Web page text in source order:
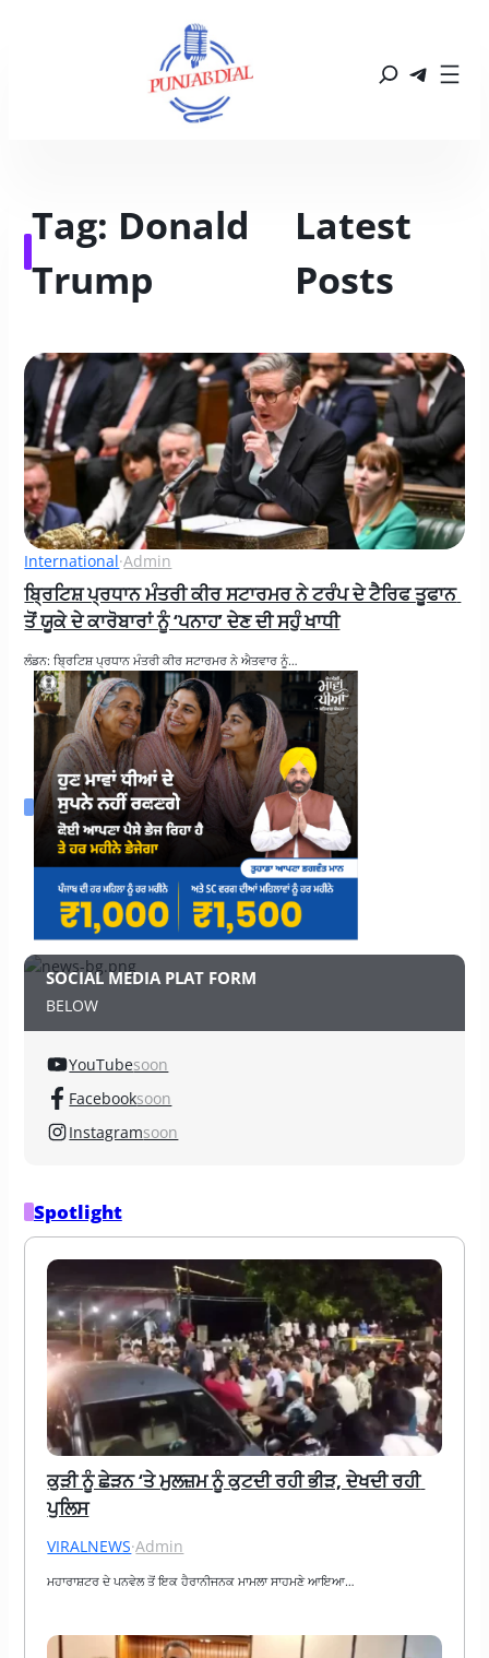
Tag: Donald
Trump
Latest
Posts
International·Admin
ਬ੍ਰਿਟਿਸ਼ ਪ੍ਰਧਾਨ ਮੰਤਰੀ ਕੀਰ ਸਟਾਰਮਰ ਨੇ ਟਰੰਪ ਦੇ ਟੈਰਿਫ ਤੂਫਾਨ
ਤੋਂ ਯੂਕੇ ਦੇ ਕਾਰੋਬਾਰਾਂ ਨੂੰ ‘ਪਨਾਹ’ ਦੇਣ ਦੀ ਸਹੁੰ ਖਾਧੀ
ਲੰਡਨ: ਬ੍ਰਿਟਿਸ਼ ਪ੍ਰਧਾਨ ਮੰਤਰੀ ਕੀਰ ਸਟਾਰਮਰ ਨੇ ਐਤਵਾਰ ਨੂੰ…
SOCIAL MEDIA PLAT FORM
BELOW
YouTubesoon
Facebooksoon
Instagramsoon
Spotlight
ਕੁੜੀ ਨੂੰ ਛੇੜਨ ‘ਤੇ ਮੁਲਜ਼ਮ ਨੂੰ ਕੁਟਦੀ ਰਹੀ ਭੀੜ, ਦੇਖਦੀ ਰਹੀ
ਪੁਲਿਸ
VIRALNEWS·Admin
ਮਹਾਰਾਸ਼ਟਰ ਦੇ ਪਨਵੇਲ ਤੋਂ ਇਕ ਹੈਰਾਨੀਜਨਕ ਮਾਮਲਾ ਸਾਹਮਣੇ ਆਇਆ…